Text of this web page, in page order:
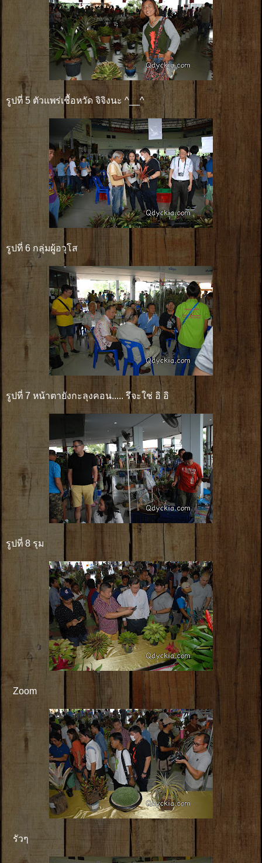
รูปที่ 5 ตัวแพร่เชื้อหวัด จิจิงนะ ^__^
รูปที่ 6 กลุ่มผู้อวุโส
รูปที่ 7 หน้าตายังกะลุงคอน..... รึจะใช่ อิ อิ
รูปที่ 8 รุม
Zoom
รัวๆ